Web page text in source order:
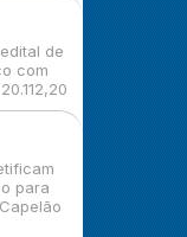
de
com
para